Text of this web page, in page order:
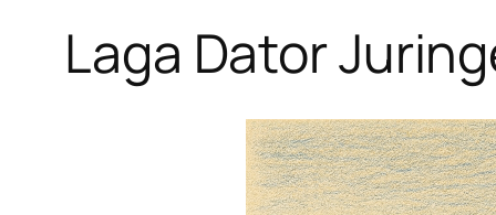
Laga Dator